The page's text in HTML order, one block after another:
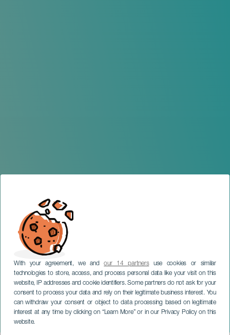
With your agreement, we andour 14 partnersuse cookies or similar
technologies to store, access, and process personal data like your visit on this
website, IP addresses and cookie identifiers. Some partners do not ask for your
consent to process your data and rely on their legitimate business interest. You
can withdraw your consent or object to data processing based on legitimate
interest at any time by clicking on “Learn More” or in our Privacy Policy on this
website.
Isabel Pantoja. Tour
Enamórate. Gran Canaria
GRAN CANARIA